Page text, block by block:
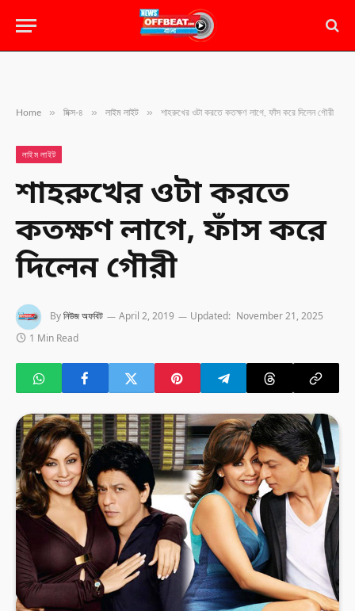
Home » মিক্স-৪ » লাইম লাইট » শাহরুখের ওটা করতে কতক্ষণ লাগে, ফাঁস করে দিলেন গৌরী
লাইম লাইট
শাহরুখের ওটা করতে
কতক্ষণ লাগে, ফাঁস করে
দিলেন গৌরী
Byনিউজ অফবিট April 2, 2019 Updated: November 21, 2025
1 Min Read